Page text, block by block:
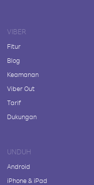
VIBER
Fitur
Blog
Keamanan
Viber Out
Tarif
Dukungan
UNDUH
Android
iPhone & iPad